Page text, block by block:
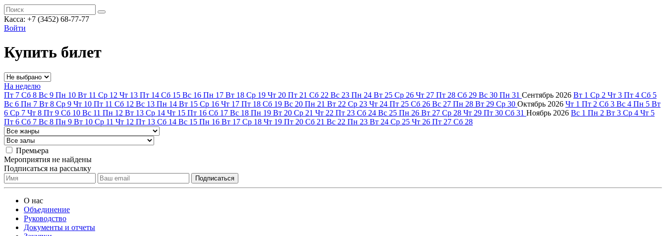
Касса: +7 (3452) 68-77-77
Войти
Купить билет
На неделю
Пт 7 Сб 8 Вс 9 Пн 10 Вт 11 Ср 12 Чт 13 Пт 14 Сб 15 Вс 16 Пн 17 Вт 18 Ср 19 Чт 20 Пт 21 Сб 22 Вс 23 Пн 24 Вт 25 Ср 26 Чт 27 Пт 28 Сб 29 Вс 30 Пн 31 Сентябрь 2026 Вт 1 Ср 2 Чт 3 Пт 4 Сб 5
Вс 6 Пн 7 Вт 8 Ср 9 Чт 10 Пт 11 Сб 12 Вс 13 Пн 14 Вт 15 Ср 16 Чт 17 Пт 18 Сб 19 Вс 20 Пн 21 Вт 22 Ср 23 Чт 24 Пт 25 Сб 26 Вс 27 Пн 28 Вт 29 Ср 30 Октябрь 2026 Чт 1 Пт 2 Сб 3 Вс 4 Пн 5 Вт
6 Ср 7 Чт 8 Пт 9 Сб 10 Вс 11 Пн 12 Вт 13 Ср 14 Чт 15 Пт 16 Сб 17 Вс 18 Пн 19 Вт 20 Ср 21 Чт 22 Пт 23 Сб 24 Вс 25 Пн 26 Вт 27 Ср 28 Чт 29 Пт 30 Сб 31 Ноябрь 2026 Вс 1 Пн 2 Вт 3 Ср 4 Чт 5
Пт 6 Сб 7 Вс 8 Пн 9 Вт 10 Ср 11 Чт 12 Пт 13 Сб 14 Вс 15 Пн 16 Вт 17 Ср 18 Чт 19 Пт 20 Сб 21 Вс 22 Пн 23 Вт 24 Ср 25 Чт 26 Пт 27 Сб 28
Премьера
Мероприятия не найдены
Подписаться на рассылку
О нас
Объединение
Руководство
Документы и отчеты